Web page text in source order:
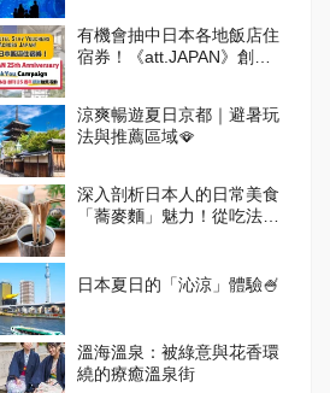
有機會抽中日本各地飯店住
宿券！《att.JAPAN》創刊
涼爽暢遊夏日京都｜避暑玩
法與推薦區域🪭
深入剖析日本人的日常美食
「蕎麥麵」魅力！從吃法到
日本夏日的「沁涼」體驗🍧
溫海溫泉：被綠意與花香環
繞的療癒溫泉街